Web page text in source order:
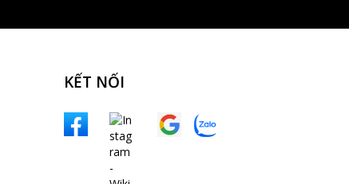
KẾT NỐI